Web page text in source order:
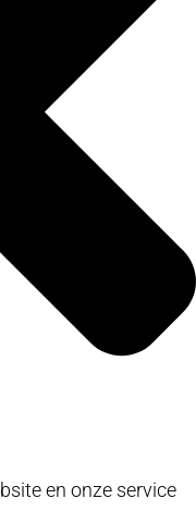
en onze service